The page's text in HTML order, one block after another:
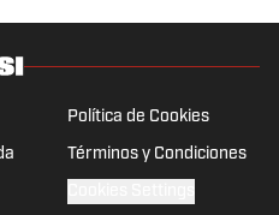
Política de Cookies
Términos y Condiciones